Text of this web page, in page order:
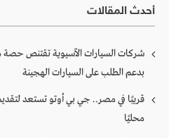
أحدث المقالات
شركات السيارات الآسيوية تقتنص حصة
بدعم الطلب على السيارات الهجينة
محليًا